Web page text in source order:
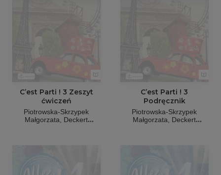
C’est Parti ! 3 Zeszyt
ćwiczeń
Piotrowska-Skrzypek
Małgorzata
Deckert
C’est Parti ! 3
Podręcznik
Piotrowska-Skrzypek
Małgorzata
Deckert